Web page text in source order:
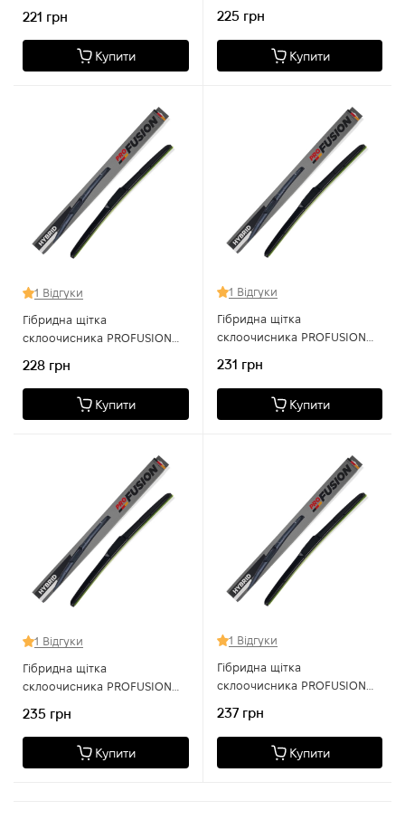
221 грн
Купити
225 грн
Купити
1 Відгуки
Гібридна щітка
склоочисника PROFUSION
228 грн
Купити
1 Відгуки
Гібридна щітка
склоочисника PROFUSION
231 грн
Купити
1 Відгуки
Гібридна щітка
склоочисника PROFUSION
235 грн
Купити
1 Відгуки
Гібридна щітка
склоочисника PROFUSION
237 грн
Купити